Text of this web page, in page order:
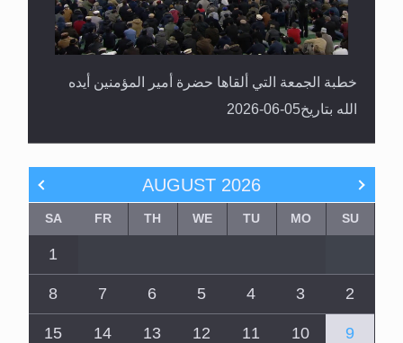
خطبة الجمعة التي ألقاها حضرة أمير المؤمنين أيده
الله بتاريخ05-06-2026
AUGUST 2026
SU
MO
TU
WE
TH
FR
SA
1
2
3
4
5
6
7
8
9
10
11
12
13
14
15